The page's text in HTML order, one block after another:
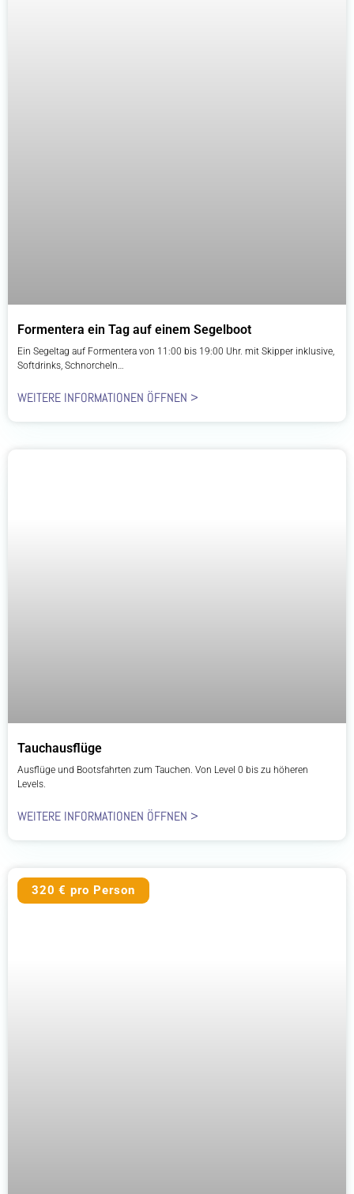
Formentera ein Tag auf einem Segelboot
Ein Segeltag auf Formentera von 11:00 bis 19:00 Uhr. mit Skipper inklusive,
Softdrinks, Schnorcheln…
WEITERE INFORMATIONEN ÖFFNEN >
Tauchausflüge
Ausflüge und Bootsfahrten zum Tauchen. Von Level 0 bis zu höheren
Levels.
WEITERE INFORMATIONEN ÖFFNEN >
320 € pro Person